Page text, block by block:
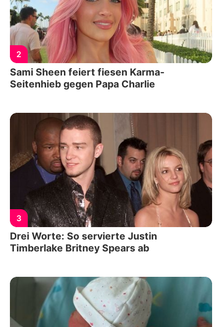
2
Sami Sheen feiert fiesen Karma-
Seitenhieb gegen Papa Charlie
3
Drei Worte: So servierte Justin
Timberlake Britney Spears ab